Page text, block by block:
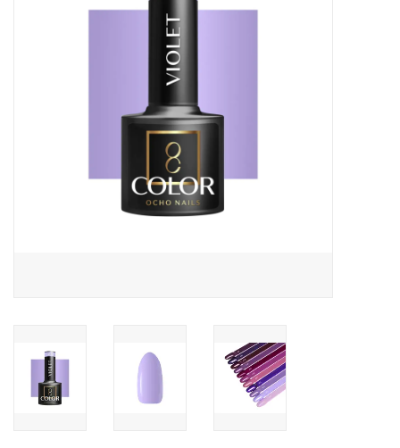
NIEUW! MBS Producten
Hema free line/Hypoallergenic